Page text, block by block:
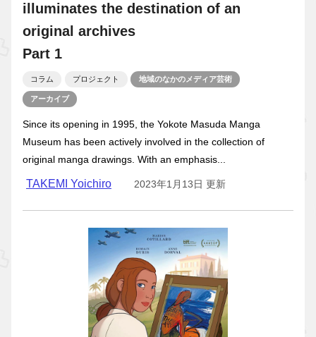
illuminates the destination of an
original archives
Part 1
コラム プロジェクト 地域のなかのメディア芸術
アーカイブ
Since its opening in 1995, the Yokote Masuda Manga
Museum has been actively involved in the collection of
original manga drawings. With an emphasis...
TAKEMI Yoichiro 2023年1月13日 更新